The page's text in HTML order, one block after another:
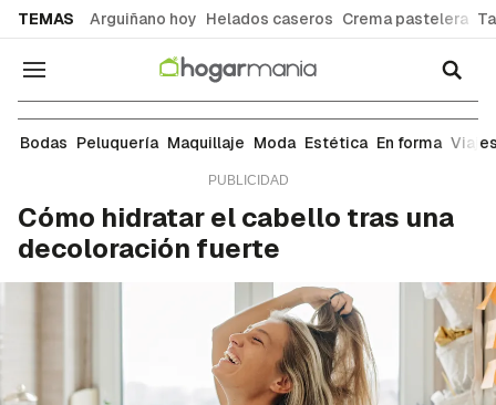
TEMAS Arguiñano hoy Helados caseros Crema pastelera
Navegación
Peluquería
Bodas Peluquería Maquillaje Moda Estética En forma
Cómo hidratar el cabello tras una
decoloración fuerte